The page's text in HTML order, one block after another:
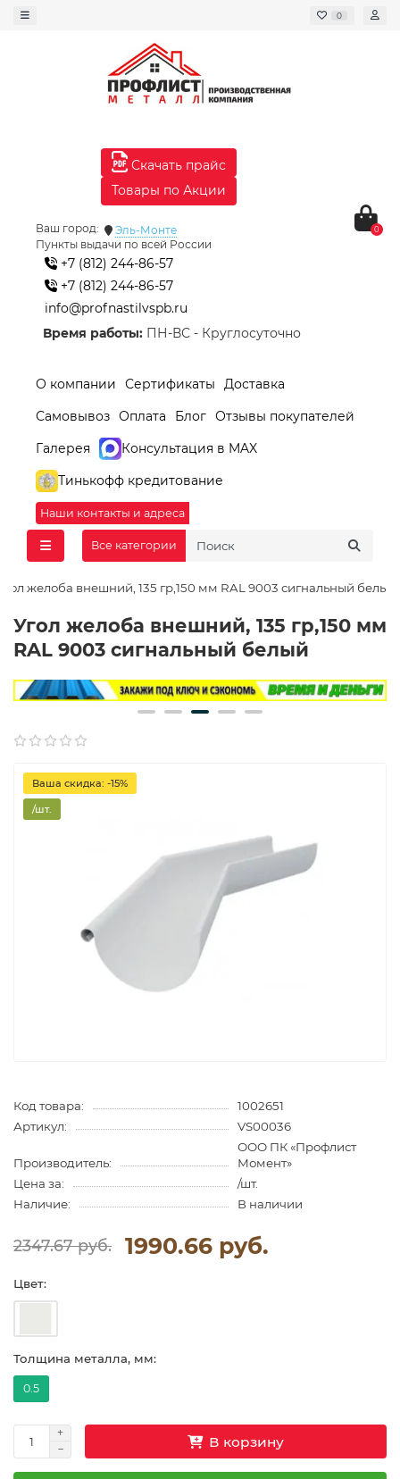
0
Скачать прайс
Товары по Акции
Ваш город:
Эль-Монте
Пункты выдачи по всей России
+7 (812) 244-86-57
+7 (812) 244-86-57
info@profnastilvspb.ru
Время работы: ПН-ВС - Круглосуточно
0
О компании Сертификаты
Доставка
Самовывоз Оплата Блог Отзывы покупателей
Галерея
Консультация в MAX
Тинькофф кредитование
Наши контакты и адреса
Все категории
желоба внешний, 135 гр,150 мм RAL 9003 сигнальный белый
Угол желоба внешний, 135 гр,150 мм
RAL 9003 сигнальный белый
Ваша скидка: -15%
/шт.
Код товара:
1002651
Артикул:
VS00036
Производитель:
ООО ПК «Профлист
Момент»
Цена за:
/шт.
Наличие:
В наличии
2347.67 руб. 1990.66 руб.
Цвет:
Толщина металла, мм:
0.5
В корзину